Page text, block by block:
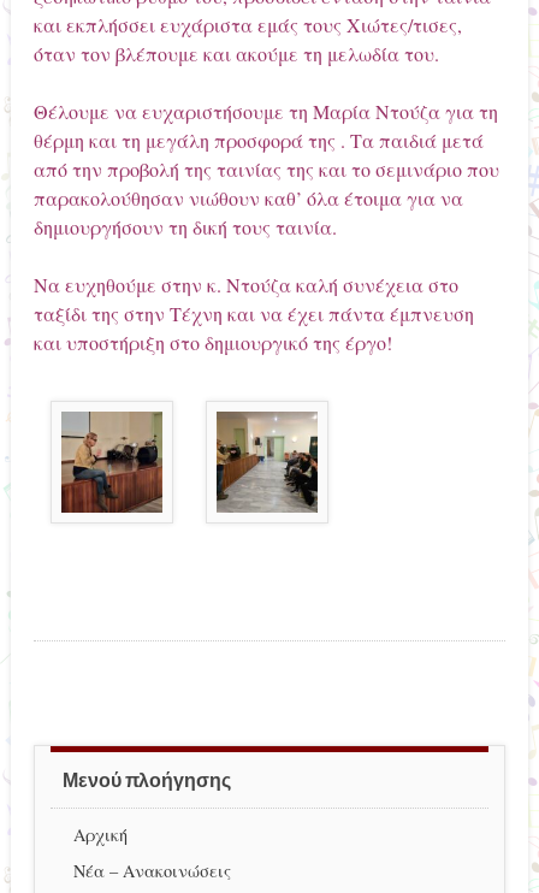
και εκπλήσσει ευχάριστα εμάς τους Χιώτες/τισες,
όταν τον βλέπουμε και ακούμε τη μελωδία του.
Θέλουμε να ευχαριστήσουμε τη Μαρία Ντούζα για τη
θέρμη και τη μεγάλη προσφορά της . Τα παιδιά μετά
από την προβολή της ταινίας της και το σεμινάριο που
παρακολούθησαν νιώθουν καθ’ όλα έτοιμα για να
δημιουργήσουν τη δική τους ταινία.
Να ευχηθούμε στην κ. Ντούζα καλή συνέχεια στο
ταξίδι της στην Τέχνη και να έχει πάντα έμπνευση
και υποστήριξη στο δημιουργικό της έργο!
Μενού πλοήγησης
Αρχική
Νέα – Ανακοινώσεις